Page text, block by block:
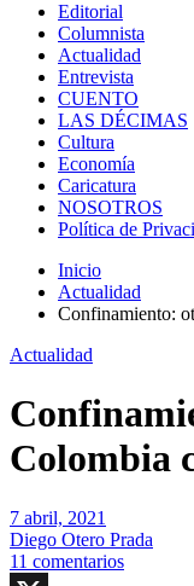
Editorial
Columnista
Actualidad
Entrevista
CUENTO
LAS DÉCIMAS
Cultura
Economía
Caricatura
NOSOTROS
Política de
Inicio
Actualidad
Confinamiento:
Actualidad
Colombia
7 abril, 2021
Diego Otero Prada
11 comentarios